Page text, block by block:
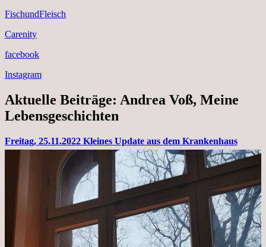
FischundFleisch
Carenity
facebook
Instagram
Aktuelle Beiträge: Andrea Voß, Meine
Lebensgeschichten
Freitag, 25.11.2022 Kleines Update aus dem Krankenhaus